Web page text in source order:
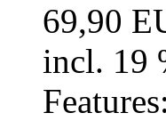
69,90
incl. 19
Features: